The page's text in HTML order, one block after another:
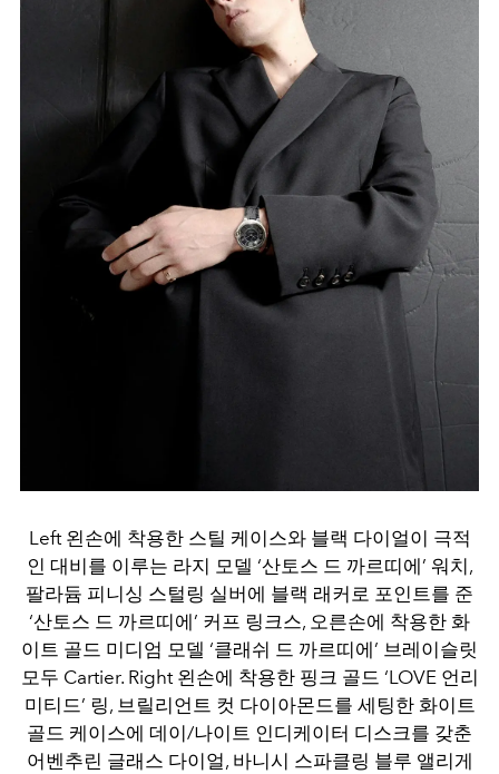
Left 왼손에 착용한 스틸 케이스와 블랙 다이얼이 극적
인 대비를 이루는 라지 모델 ‘산토스 드 까르띠에’ 워치,
팔라듐 피니싱 스털링 실버에 블랙 래커로 포인트를 준
‘산토스 드 까르띠에’ 커프 링크스, 오른손에 착용한 화
이트 골드 미디엄 모델 ‘클래쉬 드 까르띠에’ 브레이슬릿
모두 Cartier. Right 왼손에 착용한 핑크 골드 ‘LOVE 언리
미티드’ 링, 브릴리언트 컷 다이아몬드를 세팅한 화이트
골드 케이스에 데이/나이트 인디케이터 디스크를 갖춘
어벤추린 글래스 다이얼, 바니시 스파클링 블루 앨리게